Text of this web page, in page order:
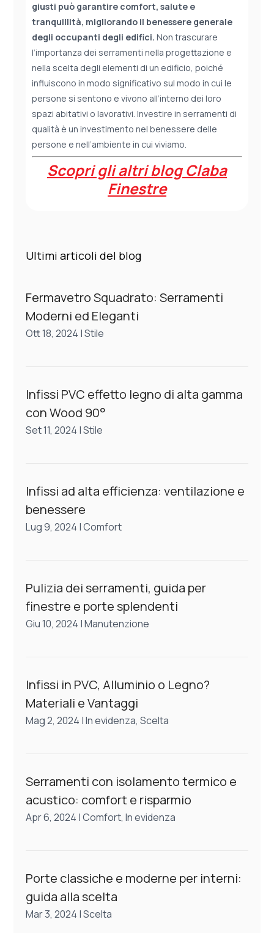
giusti può garantire comfort, salute e
tranquillità, migliorando il benessere generale
degli occupanti degli edifici. Non trascurare
l’importanza dei serramenti nella progettazione e
nella scelta degli elementi di un edificio, poiché
influiscono in modo significativo sul modo in cui le
persone si sentono e vivono all’interno dei loro
spazi abitativi o lavorativi. Investire in serramenti di
qualità è un investimento nel benessere delle
persone e nell’ambiente in cui viviamo.
Scopri gli altri blog Claba
Finestre
Ultimi articoli del blog
Fermavetro Squadrato: Serramenti
Moderni ed Eleganti
Ott 18, 2024 |Stile
Infissi PVC effetto legno di alta gamma
con Wood 90°
Set 11, 2024 |Stile
Infissi ad alta efficienza: ventilazione e
benessere
Lug 9, 2024 |Comfort
Pulizia dei serramenti, guida per
finestre e porte splendenti
Giu 10, 2024 |Manutenzione
Infissi in PVC, Alluminio o Legno?
Materiali e Vantaggi
Mag 2, 2024 |In evidenza,Scelta
Serramenti con isolamento termico e
acustico: comfort e risparmio
Apr 6, 2024 |Comfort,In evidenza
Porte classiche e moderne per interni:
guida alla scelta
Mar 3, 2024 |Scelta